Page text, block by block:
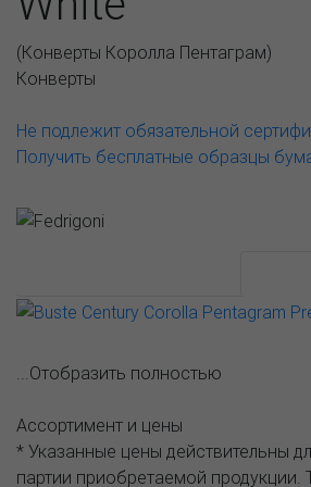
(Конверты Королла Пентаграм)
Конверты
Не подлежит обязательной
Получить бесплатные образцы
...Отобразить полностью
Ассортимент и цены
* Указанные цены действительны
партии приобретаемой продукции.